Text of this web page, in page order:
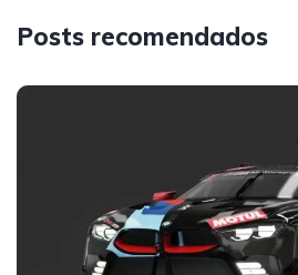
Posts recomendados